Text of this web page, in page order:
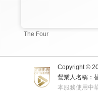
The Four
Copyright ©
營業人名稱：
本服務使用中